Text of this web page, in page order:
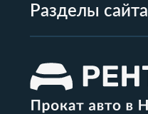
Разделы сайта